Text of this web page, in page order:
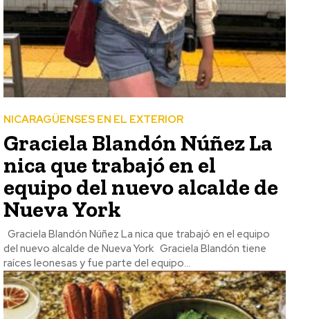
NICARAGÜENSES EN EL EXTERIOR
Graciela Blandón Núñez La
nica que trabajó en el
equipo del nuevo alcalde de
Nueva York
Graciela Blandón Núñez La nica que trabajó en el equipo
del nuevo alcalde de Nueva York Graciela Blandón tiene
raíces leonesas y fue parte del equipo...